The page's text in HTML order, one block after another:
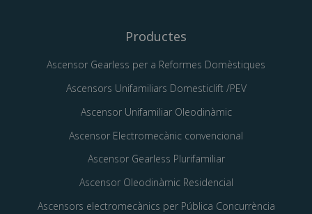
Productes
Ascensor Gearless per a Reformes Domèstiques
Ascensors Unifamiliars Domesticlift /PEV
Ascensor Unifamiliar Oleodinàmic
Ascensor Electromecànic convencional
Ascensor Gearless Plurifamiliar
Ascensor Oleodinàmic Residencial
Ascensors electromecànics per Pública Concurrència